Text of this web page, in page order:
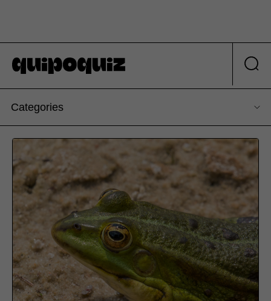
Categories